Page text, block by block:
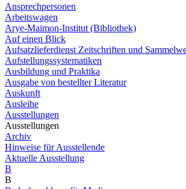
Ansprechpersonen
Arbeitswagen
Arye-Maimon-Institut (Bibliothek)
Auf einen Blick
Aufsatzlieferdienst Zeitschriften und
Aufstellungssystematiken
Ausbildung und Praktika
Ausgabe von bestellter Literatur
Auskunft
Ausleihe
Ausstellungen
Ausstellungen
Archiv
Hinweise für Ausstellende
Aktuelle Ausstellung
B
B